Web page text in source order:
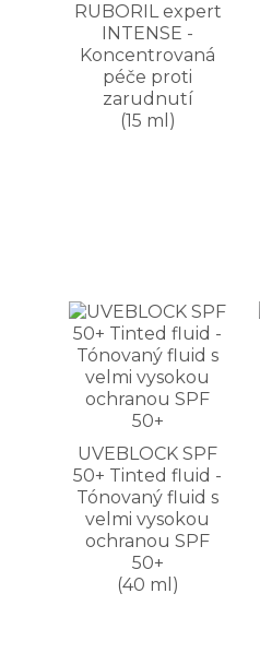
RUBORIL expert
INTENSE -
Koncentrovaná
péče proti
zarudnutí
(15 ml)
UVEBLOCK SPF
50+ Tinted fluid -
Tónovaný fluid s
velmi vysokou
ochranou SPF
50+
(40 ml)